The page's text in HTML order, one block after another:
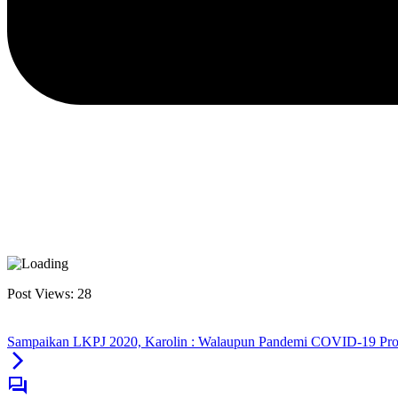
Post Views: 28
Sampaikan LKPJ 2020, Karolin : Walaupun Pandemi COVID-19